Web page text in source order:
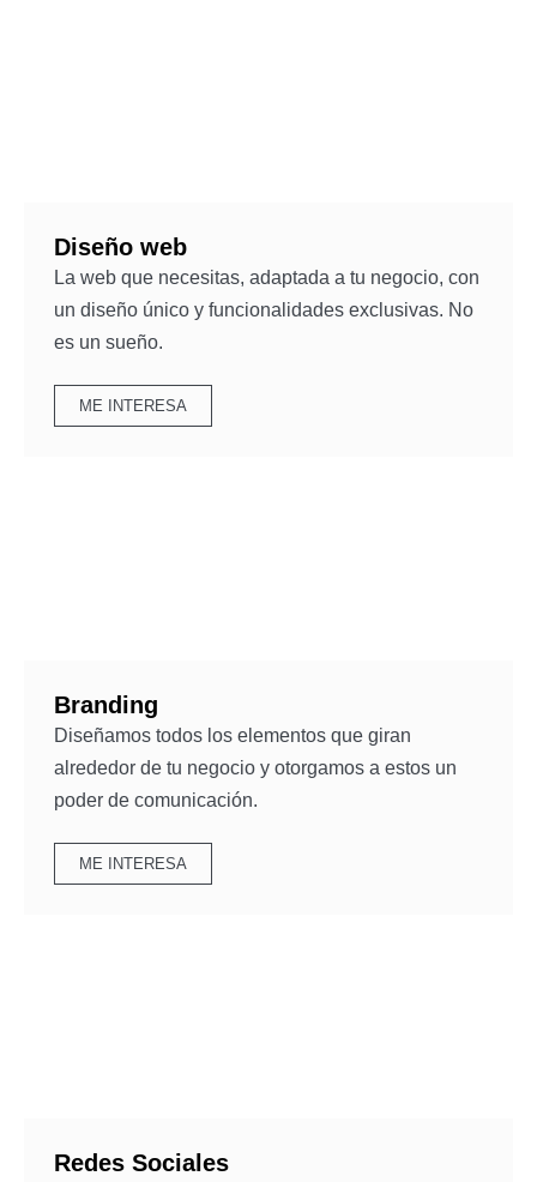
Diseño web
La web que necesitas, adaptada a tu negocio, con
un diseño único y funcionalidades exclusivas. No
es un sueño.
ME INTERESA
Branding
Diseñamos todos los elementos que giran
alrededor de tu negocio y otorgamos a estos un
poder de comunicación.
ME INTERESA
Redes Sociales